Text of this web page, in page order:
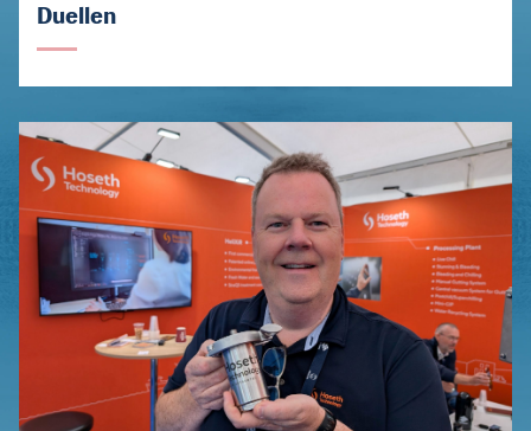
Duellen